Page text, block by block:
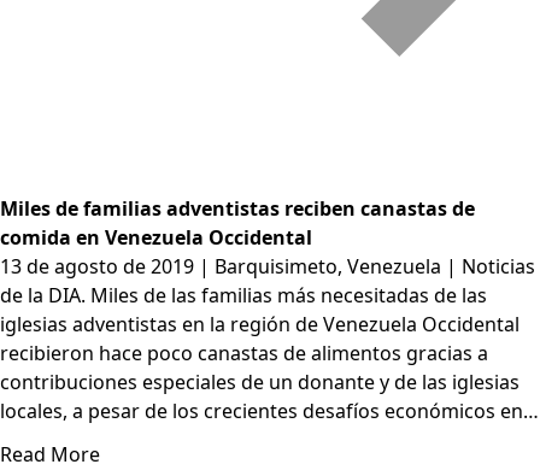
Miles de familias adventistas reciben canastas de
comida en Venezuela Occidental
13 de agosto de 2019 | Barquisimeto, Venezuela | Noticias
de la DIA. Miles de las familias más necesitadas de las
iglesias adventistas en la región de Venezuela Occidental
recibieron hace poco canastas de alimentos gracias a
contribuciones especiales de un donante y de las iglesias
locales, a pesar de los crecientes desafíos económicos en…
Read More